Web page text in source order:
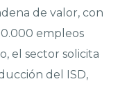
de valor, con
empleos
el sector solicita
del ISD,